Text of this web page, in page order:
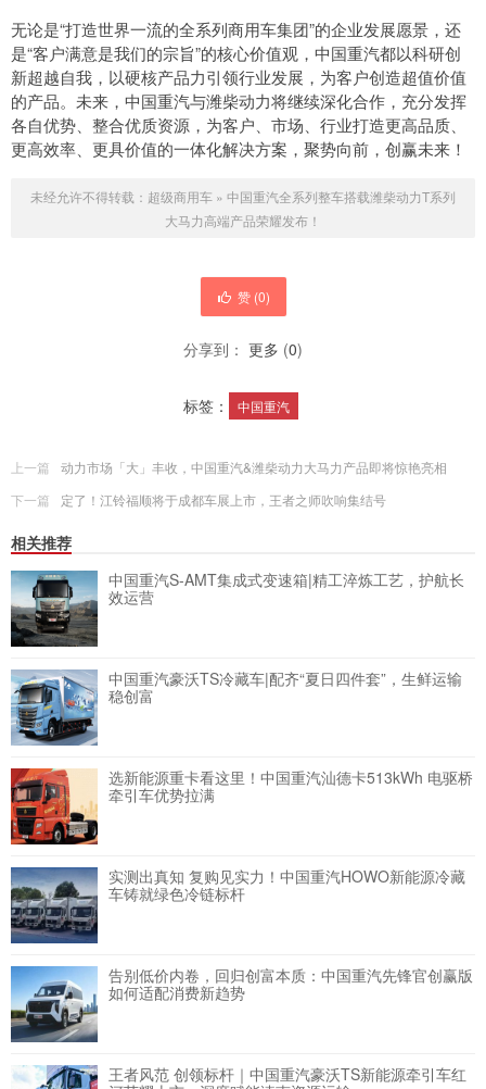
无论是“打造世界一流的全系列商用车集团”的企业发展愿景，还
是“客户满意是我们的宗旨”的核心价值观，中国重汽都以科研创
新超越自我，以硬核产品力引领行业发展，为客户创造超值价值
的产品。未来，中国重汽与潍柴动力将继续深化合作，充分发挥
各自优势、整合优质资源，为客户、市场、行业打造更高品质、
更高效率、更具价值的一体化解决方案，聚势向前，创赢未来！
未经允许不得转载： 超级商用车 » 中国重汽全系列整车搭载潍柴动力T系列
大马力高端产品荣耀发布！
赞 (0)
分享到： 更多 (0)
标签： 中国重汽
上一篇
动力市场「大」丰收，中国重汽&潍柴动力大马力产品即将惊艳亮相
下一篇
定了！江铃福顺将于成都车展上市，王者之师吹响集结号
相关推荐
中国重汽S-AMT集成式变速箱|精工淬炼工艺，护航长
效运营
中国重汽豪沃TS冷藏车|配齐“夏日四件套”，生鲜运输
稳创富
选新能源重卡看这里！中国重汽汕德卡513kWh 电驱桥
牵引车优势拉满
实测出真知 复购见实力！中国重汽HOWO新能源冷藏
车铸就绿色冷链标杆
告别低价内卷，回归创富本质：中国重汽先锋官创赢版
如何适配消费新趋势
王者风范 创领标杆｜中国重汽豪沃TS新能源牵引车红